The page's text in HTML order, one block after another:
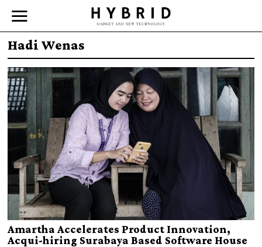
Hadi Wenas
Amartha Accelerates Product Innovation,
Acqui-hiring Surabaya Based Software House